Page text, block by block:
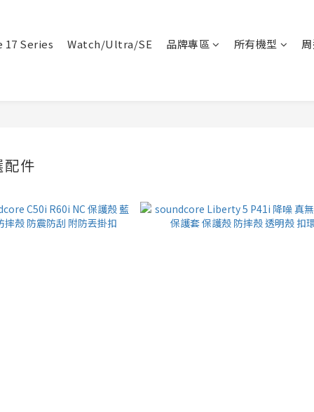
17 Series Watch/Ultra/SE 品牌專區 所有機型
件